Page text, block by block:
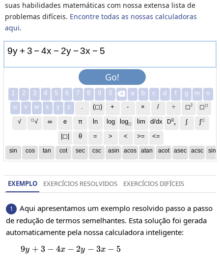
suas habilidades matemáticas com nossa extensa lista de
problemas difíceis. Encontre todas as nossas calculadoras
aqui.
9y + 3 −4x − 2y −3x − 5
Go!
1 2 3 4 5 6 7 8 9 0  a b c d f g m
n
u
v w x y z . (◻) + - × / ÷ ◻2 ◻◻
√ ◻√ ∞ e π ln log log◻ lim d/dx D□
x
∫ ∫◻
|◻| θ = > < >= <=
sin cos tan cot sec csc asin acos atan acot asec acsc sinh
EXEMPLO EXERCÍCIOS RESOLVIDOS EXERCÍCIOS DIFÍCEIS
1
Aqui apresentamos um exemplo resolvido passo a passo
de redução de termos semelhantes. Esta solução foi gerada
automaticamente pela nossa calculadora inteligente:
9y+3-4x-2y-3x-5
9y + 3 − 4x − 2y − 3x − 5